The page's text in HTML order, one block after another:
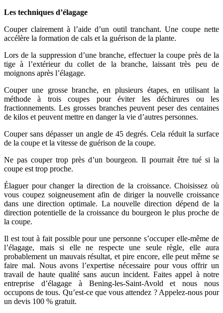
Les techniques d’élagage
Couper clairement à l’aide d’un outil tranchant. Une coupe nette
accélère la formation de cals et la guérison de la plante.
Lors de la suppression d’une branche, effectuer la coupe près de la
tige à l’extérieur du collet de la branche, laissant très peu de
moignons après l’élagage.
Couper une grosse branche, en plusieurs étapes, en utilisant la
méthode à trois coupes pour éviter les déchirures ou les
fractionnements. Les grosses branches peuvent peser des centaines
de kilos et peuvent mettre en danger la vie d’autres personnes.
Couper sans dépasser un angle de 45 degrés. Cela réduit la surface
de la coupe et la vitesse de guérison de la coupe.
Ne pas couper trop près d’un bourgeon. Il pourrait être tué si la
coupe est trop proche.
Élaguer pour changer la direction de la croissance. Choisissez où
vous coupez soigneusement afin de diriger la nouvelle croissance
dans une direction optimale. La nouvelle direction dépend de la
direction potentielle de la croissance du bourgeon le plus proche de
la coupe.
Il est tout à fait possible pour une personne s’occuper elle-même de
l’élagage, mais si elle ne respecte une seule règle, elle aura
probablement un mauvais résultat, et pire encore, elle peut même se
faire mal. Nous avons l’expertise nécessaire pour vous offrir un
travail de haute qualité sans aucun incident. Faites appel à notre
entreprise d’élagage à Bening-les-Saint-Avold et nous nous
occupons de tous. Qu’est-ce que vous attendez ? Appelez-nous pour
un devis 100 % gratuit.